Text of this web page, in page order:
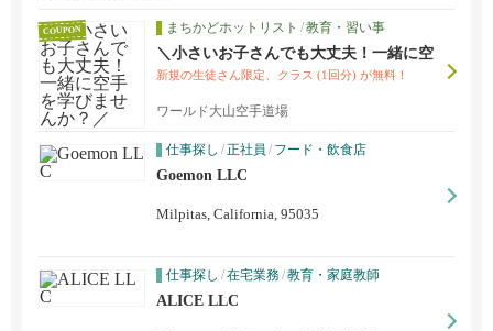
まちかどホットリスト /教育・習い事
＼小さいお子さんでも大丈夫！一緒に空
手を学びませんか？／
新規の生徒さん限定、クラス (1回分) が無料！
ワールド大山空手道場
COUPON
仕事探し /正社員 / フード・飲食店
Goemon LLC
Milpitas, California, 95035
仕事探し /在宅業務/教育・家庭教師
ALICE LLC